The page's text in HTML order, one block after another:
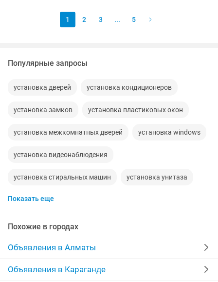
1 2 3 ... 5
Популярные запросы
установка дверей установка кондиционеров
установка замков установка пластиковых окон
установка межкомнатных дверей установка windows
установка видеонаблюдения
установка стиральных машин установка унитаза
установка люстры
установка батарей установка плинтусов
установка газовых плит
Показать еще
Похожие в городах
Объявления в Алматы
Объявления в Караганде